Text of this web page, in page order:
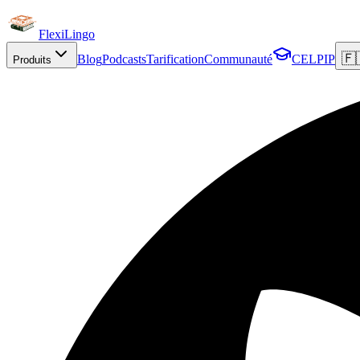
FlexiLingo
Produits BlogPodcastsTarificationCommunauté CELPIP